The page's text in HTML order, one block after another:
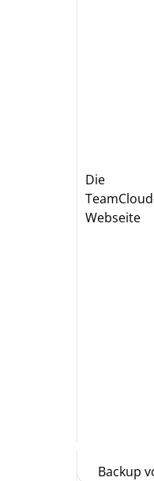
Die
Webseite
Backup